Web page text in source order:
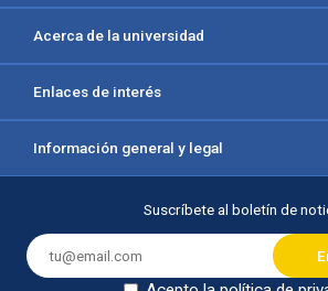
Acerca de la universidad
Enlaces de interés
Información general y legal
Suscríbete al boletín de